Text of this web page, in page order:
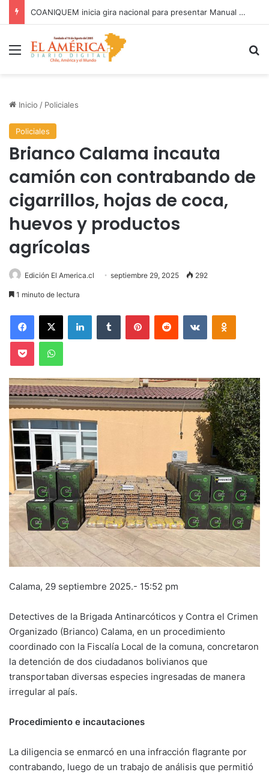
COANIQUEM inicia gira nacional para presentar Manual de Quemaduras a profesionales de la salud
Menú
Inicio / Policiales
Policiales
Brianco Calama incauta
camión con contrabando de
cigarrillos, hojas de coca,
huevos y productos
agrícolas
Edición El America.cl septiembre 29, 2025 292
1 minuto de lectura
Facebook
X LinkedInTumblr PinterestReddit VKontakte
Pocket WhatsApp
Calama, 29 septiembre 2025.- 15:52 pm
Detectives de la Brigada Antinarcóticos y Contra el Crimen
Organizado (Brianco) Calama, en un procedimiento
coordinado con la Fiscalía Local de la comuna, concretaron
la detención de dos ciudadanos bolivianos que
transportaban diversas especies ingresadas de manera
irregular al país.
Procedimiento e incautaciones
La diligencia se enmarcó en una infracción flagrante por
contrabando, luego de un trabajo de análisis que permitió